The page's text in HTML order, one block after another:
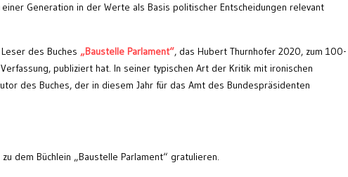
Generation in der Werte als Basis politischer Entscheidungen relevant
des Buches „Baustelle Parlament“, das Hubert Thurnhofer 2020, zum 100-
publiziert hat. In seiner typischen Art der Kritik mit ironischen
des Buches, der in diesem Jahr für das Amt des Bundespräsidenten
dem Büchlein „Baustelle Parlament“ gratulieren.